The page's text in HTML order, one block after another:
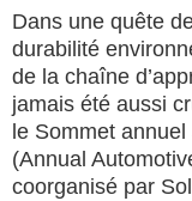
Dans une quête
durabilité
de la chaîne
jamais été aussi
le Sommet
(Annual
coorganisé par